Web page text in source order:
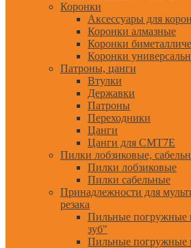
Коронки
Аксессуары для
Коронки алмазные
Коронки
Коронки
Патроны, цанги
Втулки
Державки
Патроны
Переходники
Цанги
Цанги для CMT7E
Пилки лобзиковые,
Пилки лобзиковые
Пилки сабельные
Принадлежности для
резака
Пильные погружные
зуб"
Пильные погружные